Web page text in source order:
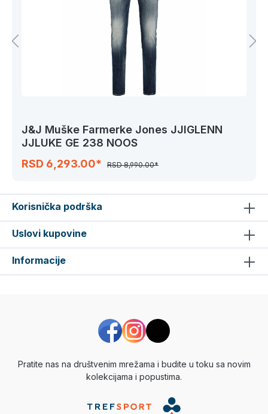
J&J Muške Farmerke Jones JJIGLENN
JJLUKE GE 238 NOOS
RSD 6,293.00*
RSD 8,990.00*
Korisnička podrška
Uslovi kupovine
Informacije
Pratite nas na društvenim mrežama i budite u toku sa novim
kolekcijama i popustima.